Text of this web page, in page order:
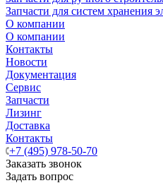
Запчасти для систем хранения
О компании
О компании
Контакты
Новости
Документация
Сервис
Запчасти
Лизинг
Доставка
Контакты
+7 (495) 978-50-70
Заказать звонок
Задать вопрос